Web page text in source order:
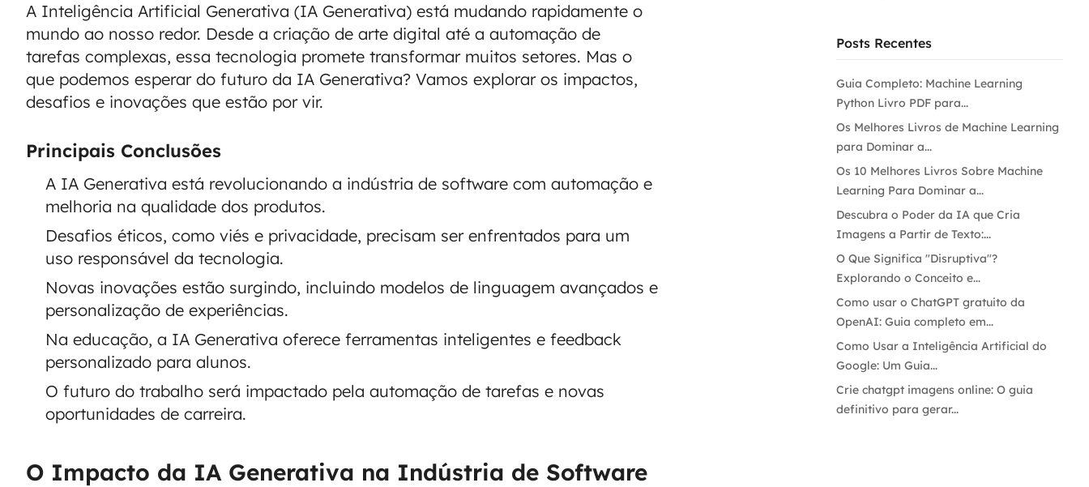
A Inteligência Artificial Generativa (IA Generativa) está mudando rapidamente o
mundo ao nosso redor. Desde a criação de arte digital até a automação de
tarefas complexas, essa tecnologia promete transformar muitos setores. Mas o
que podemos esperar do futuro da IA Generativa? Vamos explorar os impactos,
desafios e inovações que estão por vir.
Principais Conclusões
A IA Generativa está revolucionando a indústria de software com automação e
melhoria na qualidade dos produtos.
Desafios éticos, como viés e privacidade, precisam ser enfrentados para um
uso responsável da tecnologia.
Novas inovações estão surgindo, incluindo modelos de linguagem avançados e
personalização de experiências.
Na educação, a IA Generativa oferece ferramentas inteligentes e feedback
personalizado para alunos.
O futuro do trabalho será impactado pela automação de tarefas e novas
oportunidades de carreira.
O Impacto da IA Generativa na Indústria de Software
Posts Recentes
Guia Completo: Machine Learning
Python Livro PDF para...
Os Melhores Livros de Machine Learning
para Dominar a...
Os 10 Melhores Livros Sobre Machine
Learning Para Dominar a...
Descubra o Poder da IA que Cria
Imagens a Partir de Texto:...
O Que Significa "Disruptiva"?
Explorando o Conceito e...
Como usar o ChatGPT gratuito da
OpenAI: Guia completo em...
Como Usar a Inteligência Artificial do
Google: Um Guia...
Crie chatgpt imagens online: O guia
definitivo para gerar...